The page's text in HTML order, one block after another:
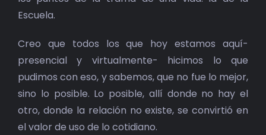
Escuela.
Creo que todos los que hoy estamos aquí-
presencial y virtualmente- hicimos lo que
pudimos con eso, y sabemos, que no fue lo mejor,
sino lo posible. Lo posible, allí donde no hay el
otro, donde la relación no existe, se convirtió en
el valor de uso de lo cotidiano.